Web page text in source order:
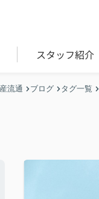
スタッフ紹介
流通 ブログ タグ一覧